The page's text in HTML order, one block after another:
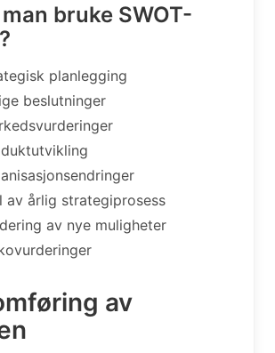
bruke SWOT-
planlegging
beslutninger
av årlig strategiprosess
av nye muligheter
av